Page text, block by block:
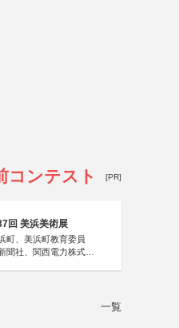
コンテスト [PR]
回 美浜美術展
町、美浜町教育委員
聞社、関西電力株式会
一覧